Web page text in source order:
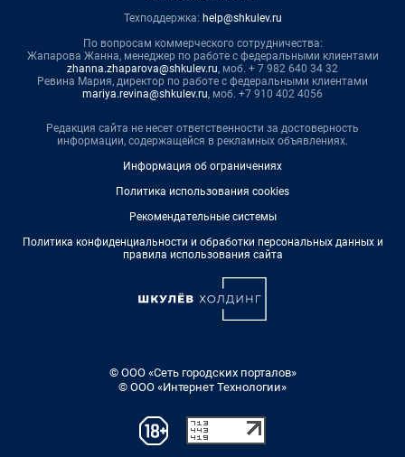
Техподдержка: help@shkulev.ru
По вопросам коммерческого сотрудничества:
Жапарова Жанна, менеджер по работе с федеральными клиентами
zhanna.zhaparova@shkulev.ru, моб. + 7 982 640 34 32
Ревина Мария, директор по работе с федеральными клиентами
mariya.revina@shkulev.ru, моб. +7 910 402 4056
Редакция сайта не несет ответственности за достоверность
информации, содержащейся в рекламных объявлениях.
Информация об ограничениях
Политика использования cookies
Рекомендательные системы
Политика конфиденциальности и обработки персональных данных и
правила использования сайта
© ООО «Сеть городских порталов»
© ООО «Интернет Технологии»